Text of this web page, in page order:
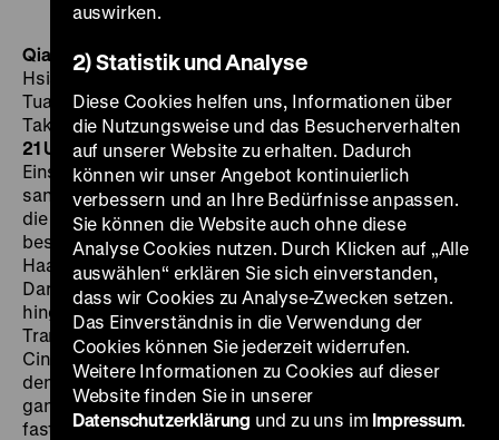
Qian xi man po Millennium MamboRC/F 2001, R: Hou
Hsiao-hsien, B: Chu Tien-wen, D: Shu Qi, Jack Kao,
Tuan Chun-hao, Chen Yi-hsuan, Jun Takeuchi, Ko
Takeuchi, Doze Niu, 105’ · 35 mm, OmeU SA 06.02. um
21 Uhr Am Anfang steht eine der schönsten
Einstellungen im Werk Hous: Eine Plansequenz in
sanfter, unaufdringlicher Zeitlupe, die Vicky (Shu Qi),
die junge Hauptfigur des Films, verfolgt, wie sie
beschwingt einen Fußgängerüberweg entlangläuft, die
Haare im Wind flatternd, mit der Kamera flirtend.
Darüber liegt filigrane Elektromusik und ein
hingehauchter Voice Over. Ein Stück Gegenwart, zur
Transzendenz erhoben – und gleichzeitig eine Art
Cine-Geburt: Shu Qi ist in allen drei Hou-Filmen, in
denen sie bislang vor der Kamera stand, gleichzeitig
ganz unbedingt lebendig und ein schwer fassbares,
fast ätherisches Kinowesen. InMillennium Mambo
auswirken.
2) Statistik und Analyse
Diese Cookies helfen uns, Informationen über
die Nutzungsweise und das Besucherverhalten
auf unserer Website zu erhalten. Dadurch
können wir unser Angebot kontinuierlich
verbessern und an Ihre Bedürfnisse anpassen.
Sie können die Website auch ohne diese
Analyse Cookies nutzen. Durch Klicken auf „Alle
auswählen“ erklären Sie sich einverstanden,
dass wir Cookies zu Analyse-Zwecken setzen.
Das Einverständnis in die Verwendung der
Cookies können Sie jederzeit widerrufen.
Weitere Informationen zu Cookies auf dieser
Website finden Sie in unserer
Datenschutzerklärung und zu uns im Impressum.